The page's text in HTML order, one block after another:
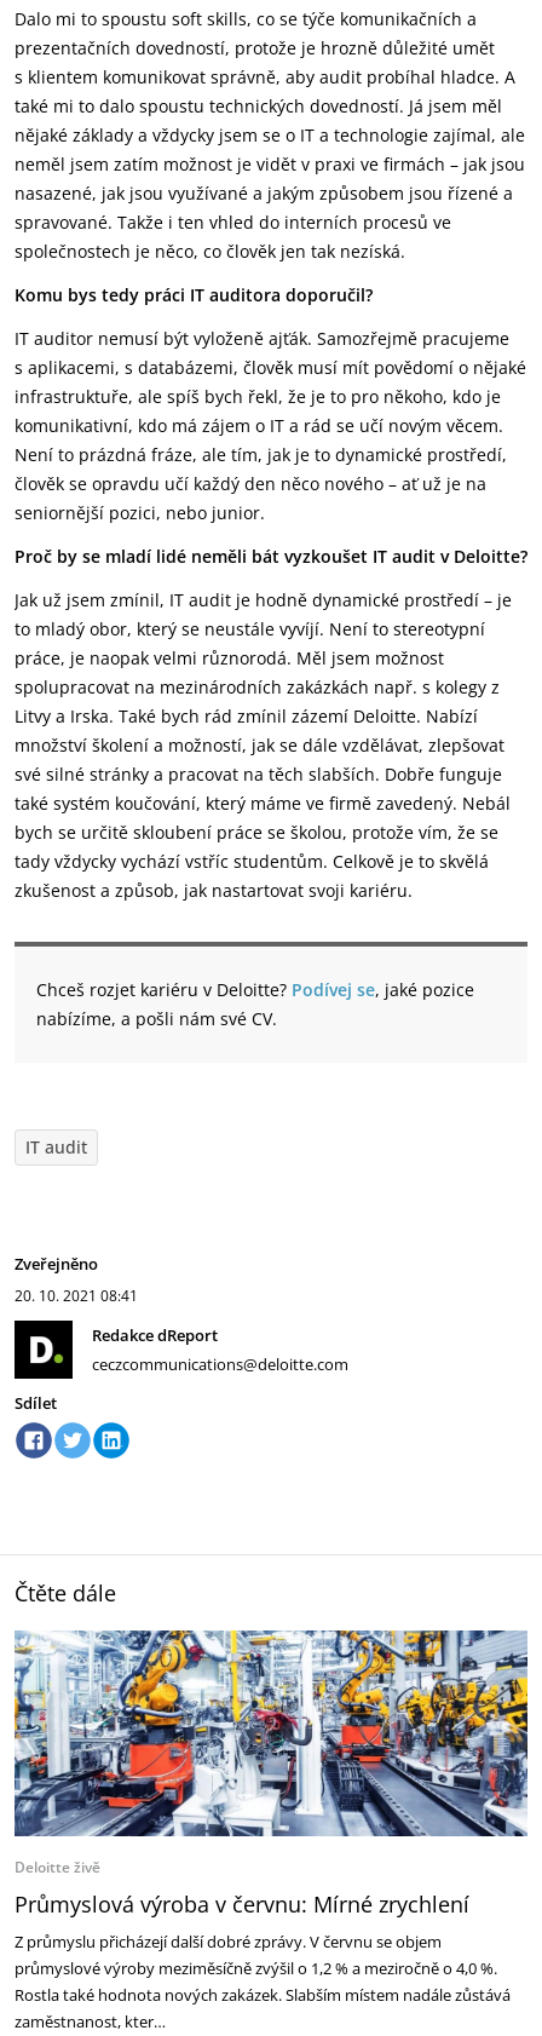
Dalo mi to spoustu soft skills, co se týče komunikačních a
prezentačních dovedností, protože je hrozně důležité umět
s klientem komunikovat správně, aby audit probíhal hladce. A
také mi to dalo spoustu technických dovedností. Já jsem měl
nějaké základy a vždycky jsem se o IT a technologie zajímal, ale
neměl jsem zatím možnost je vidět v praxi ve firmách – jak jsou
nasazené, jak jsou využívané a jakým způsobem jsou řízené a
spravované. Takže i ten vhled do interních procesů ve
společnostech je něco, co člověk jen tak nezíská.
Komu bys tedy práci IT auditora doporučil?
IT auditor nemusí být vyloženě ajťák. Samozřejmě pracujeme
s aplikacemi, s databázemi, člověk musí mít povědomí o nějaké
infrastruktuře, ale spíš bych řekl, že je to pro někoho, kdo je
komunikativní, kdo má zájem o IT a rád se učí novým věcem.
Není to prázdná fráze, ale tím, jak je to dynamické prostředí,
člověk se opravdu učí každý den něco nového – ať už je na
seniornější pozici, nebo junior.
Proč by se mladí lidé neměli bát vyzkoušet IT audit v Deloitte?
Jak už jsem zmínil, IT audit je hodně dynamické prostředí – je
to mladý obor, který se neustále vyvíjí. Není to stereotypní
práce, je naopak velmi různorodá. Měl jsem možnost
spolupracovat na mezinárodních zakázkách např. s kolegy z
Litvy a Irska. Také bych rád zmínil zázemí Deloitte. Nabízí
množství školení a možností, jak se dále vzdělávat, zlepšovat
své silné stránky a pracovat na těch slabších. Dobře funguje
také systém koučování, který máme ve firmě zavedený. Nebál
bych se určitě skloubení práce se školou, protože vím, že se
tady vždycky vychází vstříc studentům. Celkově je to skvělá
zkušenost a způsob, jak nastartovat svoji kariéru.
Chceš rozjet kariéru v Deloitte? Podívej se, jaké pozice
nabízíme, a pošli nám své CV.
IT audit
Zveřejněno
20. 10. 2021 08:41
Redakce dReport
ceczcommunications@deloitte.com
Sdílet
Čtěte dále
Deloitte živě
Průmyslová výroba v červnu: Mírné zrychlení
Z průmyslu přicházejí další dobré zprávy. V červnu se objem
průmyslové výroby meziměsíčně zvýšil o 1,2 % a meziročně o 4,0 %.
Rostla také hodnota nových zakázek. Slabším místem nadále zůstává
zaměstnanost, kter…